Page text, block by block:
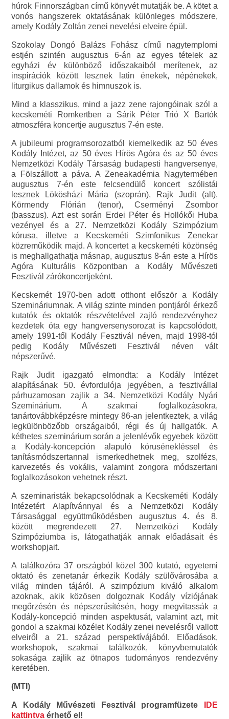
húrok Finnországban című könyvét mutatják be. A kötet a
vonós hangszerek oktatásának különleges módszere,
amely Kodály Zoltán zenei nevelési elveire épül.
Szokolay Dongó Balázs Fohász című nagytemplomi
estjén szintén augusztus 6-án az egyes tételek az
egyházi év különböző időszakaiból merítenek, az
inspirációk között lesznek latin énekek, népénekek,
liturgikus dallamok és himnuszok is.
Mind a klasszikus, mind a jazz zene rajongóinak szól a
kecskeméti Romkertben a Sárik Péter Trió X Bartók
atmoszféra koncertje augusztus 7-én este.
A jubileumi programsorozatból kiemelkedik az 50 éves
Kodály Intézet, az 50 éves Hírös Agóra és az 50 éves
Nemzetközi Kodály Társaság budapesti hangversenye,
a Fölszállott a páva. A Zeneakadémia Nagytermében
augusztus 7-én este felcsendülő koncert szólistái
lesznek Lökösházi Mária (szoprán), Rajk Judit (alt),
Körmendy Flórián (tenor), Cserményi Zsombor
(basszus). Azt est során Erdei Péter és Hollókői Huba
vezényel és a 27. Nemzetközi Kodály Szimpózium
kórusa, illetve a Kecskeméti Szimfonikus Zenekar
közreműködik majd. A koncertet a kecskeméti közönség
is meghallgathatja másnap, augusztus 8-án este a Hírös
Agóra Kulturális Központban a Kodály Művészeti
Fesztivál zárókoncertjeként.
Kecskemét 1970-ben adott otthont először a Kodály
Szemináriumnak. A világ szinte minden pontjáról érkező
kutatók és oktatók részvételével zajló rendezvényhez
kezdetek óta egy hangversenysorozat is kapcsolódott,
amely 1991-től Kodály Fesztivál néven, majd 1998-tól
pedig Kodály Művészeti Fesztivál néven vált
népszerűvé.
Rajk Judit igazgató elmondta: a Kodály Intézet
alapításának 50. évfordulója jegyében, a fesztivállal
párhuzamosan zajlik a 34. Nemzetközi Kodály Nyári
Szeminárium. A szakmai foglalkozásokra,
tanártovábbképzésre mintegy 86-an jelentkeztek, a világ
legkülönbözőbb országaiból, régi és új hallgatók. A
kéthetes szeminárium során a jelenlévők egyebek között
a Kodály-koncepción alapuló kórusénekléssel és
tanításmódszertannal ismerkedhetnek meg, szolfézs,
karvezetés és vokális, valamint zongora módszertani
foglalkozásokon vehetnek részt.
A szeminaristák bekapcsolódnak a Kecskeméti Kodály
Intézetért Alapítvánnyal és a Nemzetközi Kodály
Társasággal együttműködésben augusztus 4. és 8.
között megrendezett 27. Nemzetközi Kodály
Szimpóziumba is, látogathatják annak előadásait és
workshopjait.
A találkozóra 37 országból közel 300 kutató, egyetemi
oktató és zenetanár érkezik Kodály szülővárosába a
világ minden tájáról. A szimpózium kiváló alkalom
azoknak, akik közösen dolgoznak Kodály víziójának
megőrzésén és népszerűsítésén, hogy megvitassák a
Kodály-koncepció minden aspektusát, valamint azt, mit
gondol a szakmai közélet Kodály zenei nevelésről vallott
elveiről a 21. század perspektívájából. Előadások,
workshopok, szakmai találkozók, könyvbemutatók
sokasága zajlik az ötnapos tudományos rendezvény
keretében.
(MTI)
A Kodály Művészeti Fesztivál programfüzete
IDE
kattintva érhető el!